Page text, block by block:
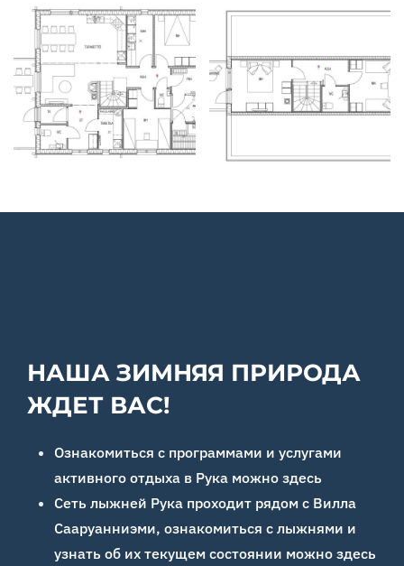
НАША ЗИМНЯЯ ПРИРОДА
ЖДЕТ ВАС!
Ознакомиться с программами и услугами
активного отдыха в Рука можно здесь
Сеть лыжней Рука проходит рядом с Вилла
Сааруанниэми, ознакомиться с лыжнями и
узнать об их текущем состоянии можно здесь